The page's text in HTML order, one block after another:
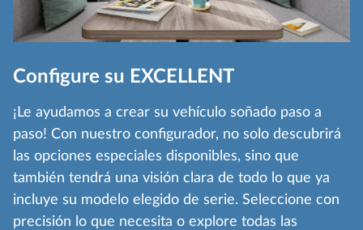
Configure su EXCELLENT
¡Le ayudamos a crear su vehículo soñado paso a
paso! Con nuestro configurador, no solo descubrirá
las opciones especiales disponibles, sino que
también tendrá una visión clara de todo lo que ya
incluye su modelo elegido de serie. Seleccione con
precisión lo que necesita o explore todas las